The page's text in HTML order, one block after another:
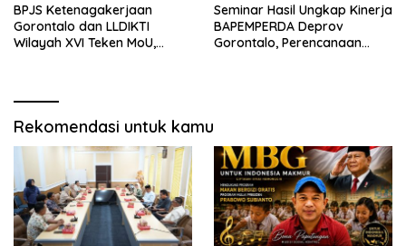
BPJS Ketenagakerjaan
Gorontalo dan LLDIKTI
Wilayah XVI Teken MoU,
Seminar Hasil Ungkap Kinerja
BAPEMPERDA Deprov
Gorontalo, Perencanaan
Rekomendasi untuk kamu